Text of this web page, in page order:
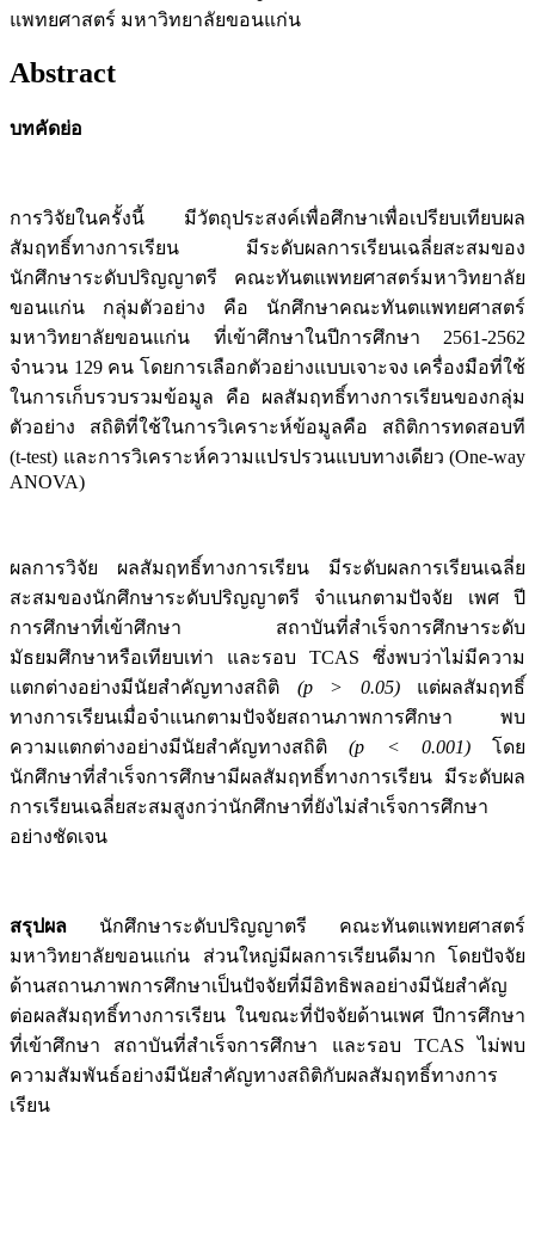
แพทยศาสตร์ มหาวิทยาลัยขอนแก่น
Abstract
บทคัดย่อ
การวิจัยในครั้งนี้ มีวัตถุประสงค์เพื่อศึกษาเพื่อเปรียบเทียบผล
สัมฤทธิ์ทางการเรียน มีระดับผลการเรียนเฉลี่ยสะสมของ
นักศึกษาระดับปริญญาตรี คณะทันตแพทยศาสตร์มหาวิทยาลัย
ขอนแก่น กลุ่มตัวอย่าง คือ นักศึกษาคณะทันตแพทยศาสตร์
มหาวิทยาลัยขอนแก่น ที่เข้าศึกษาในปีการศึกษา 2561-2562
จำนวน 129 คน โดยการเลือกตัวอย่างแบบเจาะจง เครื่องมือที่ใช้
ในการเก็บรวบรวมข้อมูล คือ ผลสัมฤทธิ์ทางการเรียนของกลุ่ม
ตัวอย่าง สถิติที่ใช้ในการวิเคราะห์ข้อมูลคือ สถิติการทดสอบที
(t-test) และการวิเคราะห์ความแปรปรวนแบบทางเดียว (One-way
ANOVA)
ผลการวิจัย ผลสัมฤทธิ์ทางการเรียน มีระดับผลการเรียนเฉลี่ย
สะสมของนักศึกษาระดับปริญญาตรี จำแนกตามปัจจัย เพศ ปี
การศึกษาที่เข้าศึกษา สถาบันที่สำเร็จการศึกษาระดับ
มัธยมศึกษาหรือเทียบเท่า และรอบ TCAS ซึ่งพบว่าไม่มีความ
แตกต่างอย่างมีนัยสำคัญทางสถิติ (p > 0.05)แต่ผลสัมฤทธิ์
ทางการเรียนเมื่อจำแนกตามปัจจัยสถานภาพการศึกษา พบ
ความแตกต่างอย่างมีนัยสำคัญทางสถิติ(p < 0.001)โดย
นักศึกษาที่สำเร็จการศึกษามีผลสัมฤทธิ์ทางการเรียน มีระดับผล
การเรียนเฉลี่ยสะสมสูงกว่านักศึกษาที่ยังไม่สำเร็จการศึกษา
อย่างชัดเจน
สรุปผล นักศึกษาระดับปริญญาตรี คณะทันตแพทยศาสตร์
มหาวิทยาลัยขอนแก่น ส่วนใหญ่มีผลการเรียนดีมาก โดยปัจจัย
ด้านสถานภาพการศึกษาเป็นปัจจัยที่มีอิทธิพลอย่างมีนัยสำคัญ
ต่อผลสัมฤทธิ์ทางการเรียน ในขณะที่ปัจจัยด้านเพศ ปีการศึกษา
ที่เข้าศึกษา สถาบันที่สำเร็จการศึกษา และรอบ TCAS ไม่พบ
ความสัมพันธ์อย่างมีนัยสำคัญทางสถิติกับผลสัมฤทธิ์ทางการ
เรียน